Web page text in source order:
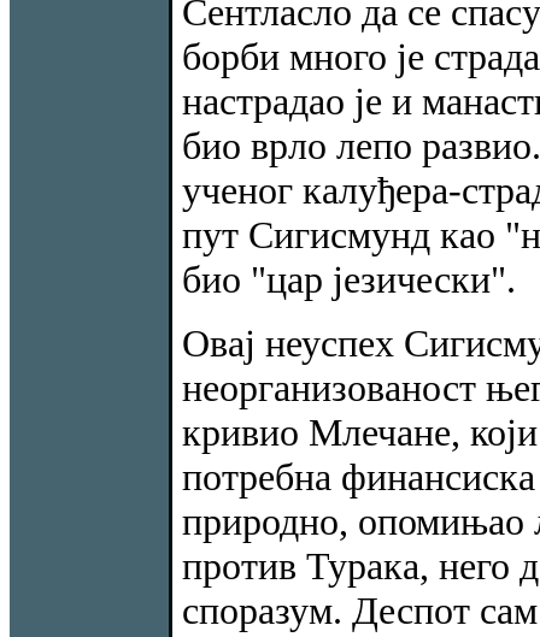
Сентласло да се
борби много је
настрадао је и
био врло лепо
ученог калуђера-
пут Сигисмунд као
био "цар језически".
Овај неуспех
неорганизованост
кривио Млечане,
потребна
природно, опомињао
против Турака, него
споразум. Деспот